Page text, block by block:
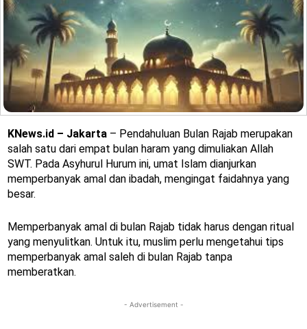
KNews.id – Jakarta – Pendahuluan Bulan Rajab merupakan
salah satu dari empat bulan haram yang dimuliakan Allah
SWT. Pada Asyhurul Hurum ini, umat Islam dianjurkan
memperbanyak amal dan ibadah, mengingat faidahnya yang
besar.
Memperbanyak amal di bulan Rajab tidak harus dengan ritual
yang menyulitkan. Untuk itu, muslim perlu mengetahui tips
memperbanyak amal saleh di bulan Rajab tanpa
memberatkan.
- Advertisement -